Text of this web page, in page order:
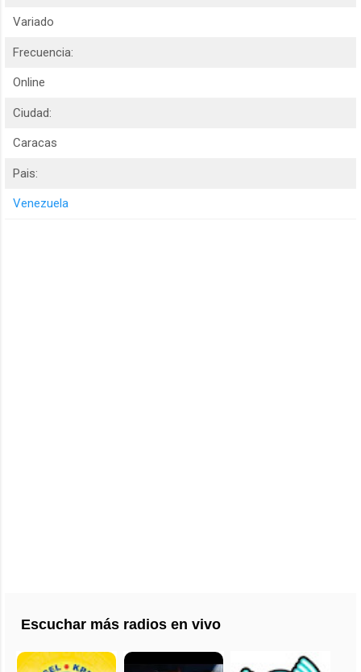
Variado
Frecuencia:
Online
Ciudad:
Caracas
Pais:
Venezuela
Escuchar más radios en vivo